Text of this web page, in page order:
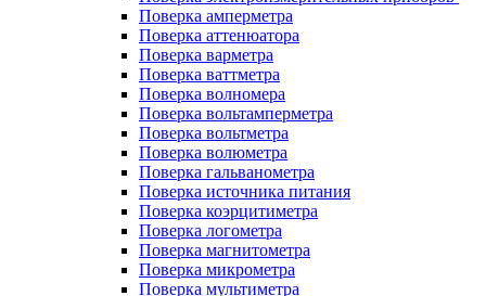
Поверка амперметра
Поверка аттенюатора
Поверка варметра
Поверка ваттметра
Поверка волномера
Поверка вольтамперметра
Поверка вольтметра
Поверка волюметра
Поверка гальванометра
Поверка источника питания
Поверка коэрцитиметра
Поверка логометра
Поверка магнитометра
Поверка микрометра
Поверка мультиметра